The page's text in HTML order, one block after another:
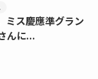
ミス慶應準グラン
んに...